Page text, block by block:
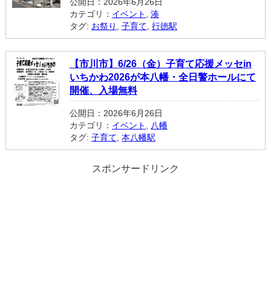
カテゴリ： イベント
湊
タグ: お祭り 子育て 行徳駅
【市川市】6/26（金）子育て応援メッセin
いちかわ2026が本八幡・全日警ホールにて
開催、入場無料
公開日：2026年6月26日
カテゴリ： イベント
八幡
タグ: 子育て 本八幡駅
スポンサードリンク